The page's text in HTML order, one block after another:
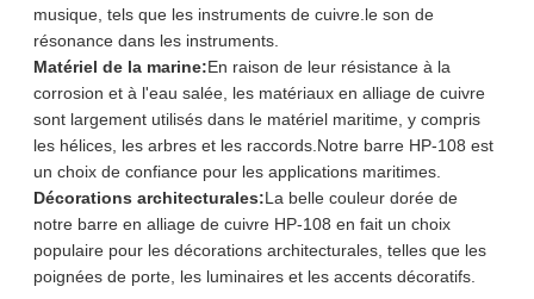
musique, tels que les instruments de cuivre.le son de
résonance dans les instruments.
Matériel de la marine:En raison de leur résistance à la
corrosion et à l'eau salée, les matériaux en alliage de cuivre
sont largement utilisés dans le matériel maritime, y compris
les hélices, les arbres et les raccords.Notre barre HP-108 est
un choix de confiance pour les applications maritimes.
Décorations architecturales:La belle couleur dorée de
notre barre en alliage de cuivre HP-108 en fait un choix
populaire pour les décorations architecturales, telles que les
poignées de porte, les luminaires et les accents décoratifs.